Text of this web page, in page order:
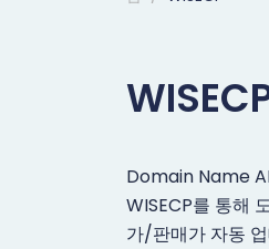
Domain Name
WISECP를 통해
가/판매가 자동